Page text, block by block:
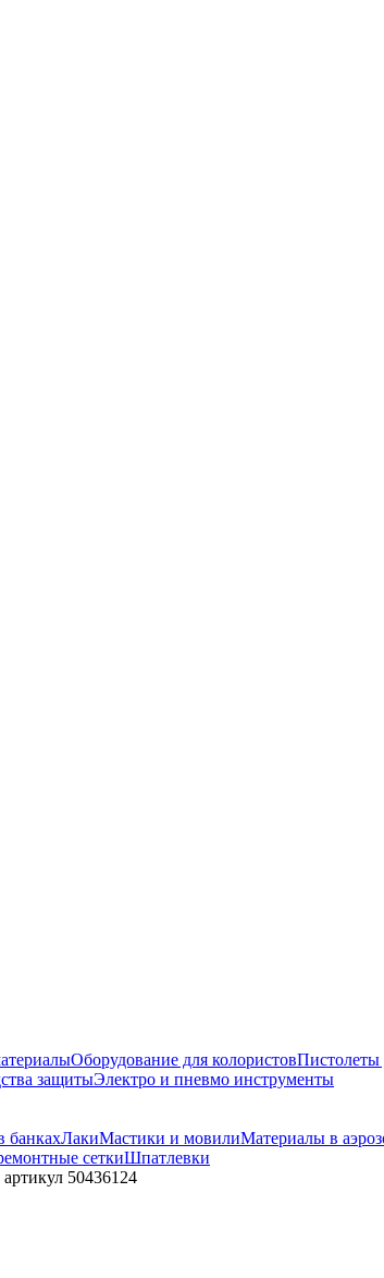
Оборудование для колористовПистолеты
защитыЭлектро и пневмо инструменты
банкахЛакиМастики и мовилиМатериалы в
сеткиШпатлевки
50436124